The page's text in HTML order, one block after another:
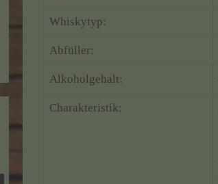
Whiskytyp:
Abfüller:
Alkoholgehalt:
Charakteristik: